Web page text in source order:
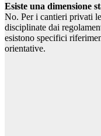
Esiste una dimensione
No. Per i cantieri privati
disciplinate dai
esistono specifici
orientative.